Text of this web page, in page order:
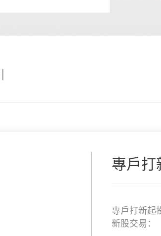
專戶打
專戶打新起
新股交易：